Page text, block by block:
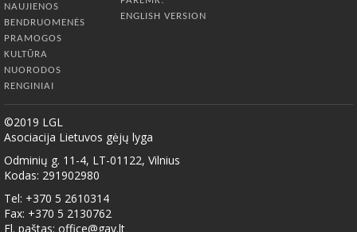
NAUJIENOS
BENDRUOMENĖS
PRAMOGOS
KULTŪRA
NUORODOS
RENGINIAI
ENGLISH VERSION
©2019 LGL
Asociacija Lietuvos gėjų lyga
Odminių g. 11-4, LT-01122, Vilnius
Kodas: 291902980
Tel: +370 5 2610314
Fax: +370 5 2130762
El. paštas: office@gay.lt